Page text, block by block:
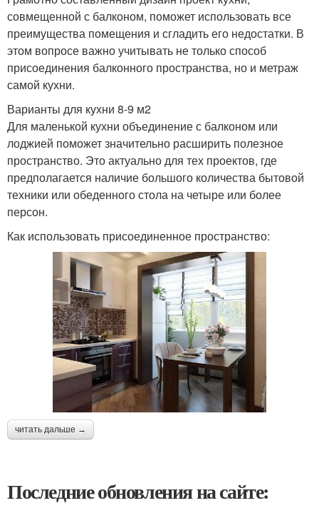
совмещенной с балконом, поможет использовать все
преимущества помещения и сгладить его недостатки. В
этом вопросе важно учитывать не только способ
присоединения балконного пространства, но и метраж
самой кухни.
Варианты для кухни 8-9 м2
Для маленькой кухни объединение с балконом или
лоджией поможет значительно расширить полезное
пространство. Это актуально для тех проектов, где
предполагается наличие большого количества бытовой
техники или обеденного стола на четыре или более
персон.
Как использовать присоединенное пространство:
читать дальше →
Последние обновления на сайте: